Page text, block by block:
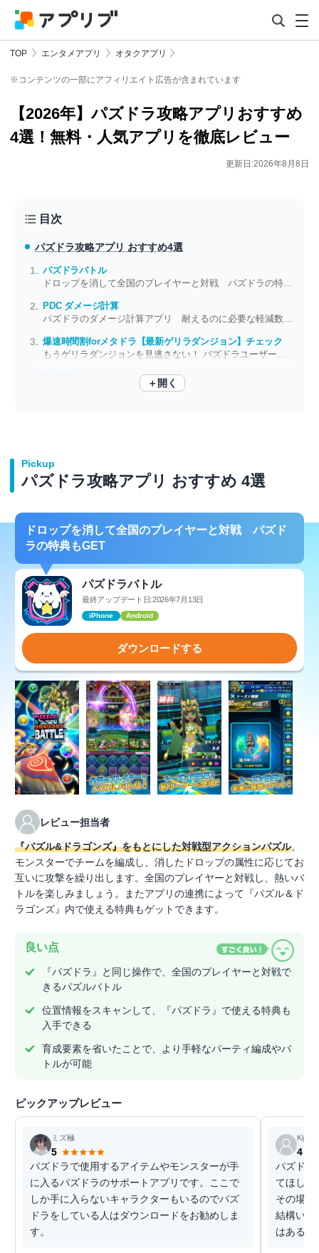
TOP エンタメアプリ オタクアプリ
※コンテンツの一部にアフィリエイト広告が含まれています
【2026年】パズドラ攻略アプリおすすめ
4選！無料・人気アプリを徹底レビュー
更新日:2026年8月8日
目次
パズドラ攻略アプリ おすすめ4選
パズドラバトル
ドロップを消して全国のプレイヤーと対戦 パズドラの特典もGET
PDC ダメージ計算
パズドラのダメージ計算アプリ 耐えるのに必要な軽減数も自動で算出
爆速時間割forメタドラ【最新ゲリラダンジョン】チェック
もうゲリラダンジョンを見逃さない！ パズドラユーザー必携ツール
＋開く
Pickup
パズドラ攻略アプリ おすすめ 4選
ドロップを消して全国のプレイヤーと対戦 パズド
ラの特典もGET
パズドラバトル
最終アップデート日:2026年7月13日
iPhone Android
ダウンロードする
レビュー担当者
『パズル&ドラゴンズ』をもとにした対戦型アクションパズル。
モンスターでチームを編成し、消したドロップの属性に応じてお
互いに攻撃を繰り出します。全国のプレイヤーと対戦し、熱いバ
トルを楽しみましょう。またアプリの連携によって『パズル＆ド
ラゴンズ』内で使える特典もゲットできます。
良い点
『パズドラ』と同じ操作で、全国のプレイヤーと対戦で
きるパズルバトル
位置情報をスキャンして、『パズドラ』で使える特典も
入手できる
育成要素を省いたことで、より手軽なパーティ編成やバ
トルが可能
ピックアップレビュー
ミズ極
5
パズドラで使用するアイテムやモンスターが手
に入るパズドラのサポートアプリです。ここで
しか手に入らないキャラクターもいるのでパズ
ドラをしている人はダウンロードをお勧めしま
す。
Kiji
4
パズドラ
てほしい
その場所
結構いろ
はあるの